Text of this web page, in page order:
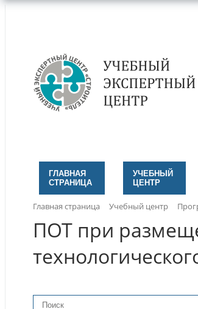
ГЛАВНАЯ
СТРАНИЦА
УЧЕБНЫЙ
ЦЕНТР
Главная страница Учебный центр
ПОТ при